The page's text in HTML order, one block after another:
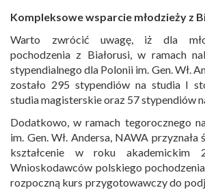
Kompleksowe wsparcie młodzieży z
Warto zwrócić uwagę, iż dla
pochodzenia z Białorusi, w ramach
stypendialnego dla Polonii im. Gen. Wł.
zostało 295 stypendiów na studia I
studia magisterskie oraz 57 stypendiów
Dodatkowo, w ramach tegorocznego
im. Gen. Wł. Andersa, NAWA
kształcenie w roku akademickim
Wnioskodawców polskiego
rozpoczną kurs przygotowawczy do